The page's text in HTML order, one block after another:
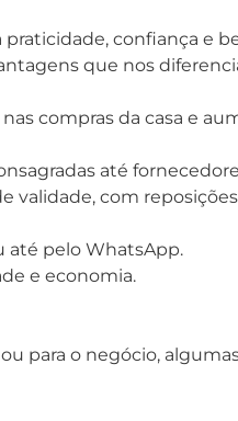
praticidade, confiança e
que nos
compras da casa e
até
com
até pelo WhatsApp.
e economia.
para o negócio,